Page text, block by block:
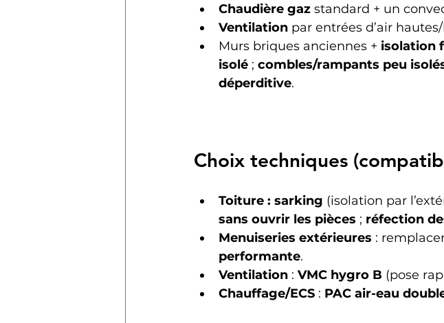
Chaudière gaz standard + un
Ventilation par entrées d’air
Murs briques anciennes + isolation
isolé ; combles/rampants peu
déperditive.
Choix techniques
Toiture : sarking (isolation par
sans ouvrir les pièces ; réfection
Menuiseries extérieures :
performante.
Ventilation : VMC hygro B (pose
Chauffage/ECS : PAC air-eau